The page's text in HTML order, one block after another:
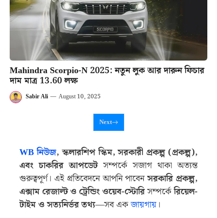
Mahindra Scorpio-N 2025: নতুন লুক আর দারুন ফিচার
দাম মাত্র 13.60 লক্ষ
Sabir Ali — August 10, 2025
Next
WB নিউজ, স্কলারশিপ স্কিম, সরকারী প্রকল্প (প্রকল্প),
এবং চাকরির আপডেটসম্পর্কে সজাগ থাকা অত্যন্ত
গুরুত্বপূর্ণ। এই প্রতিবেদনে আপনি পাবেনসরকারি প্রকল্প,
এক্সাম রেজাল্ট ও ট্রেন্ডিং ওয়েব-স্টোরিসম্পর্কেরিয়েল-
টাইম ও সত্যনির্ভর তথ্য—সব একজায়গায়।